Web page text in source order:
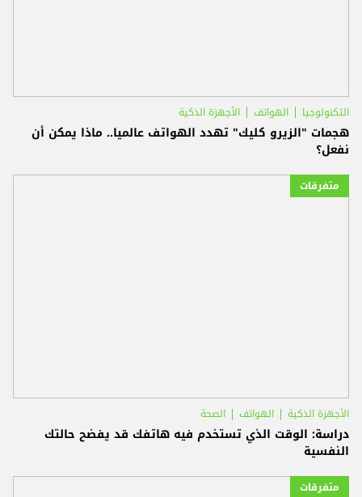
التكنولوجيا الهواتف الأجهزة الذكية
هجمات "الزيرو كليك" تهدد الهواتف عالميا.. ماذا يمكن أن
نفعل؟
متفرقات
الأجهزة الذكية الهواتف الصحة
دراسة: الوقت الذي تستخدم فيه هاتفك قد يفضح حالتك
النفسية
متفرقات